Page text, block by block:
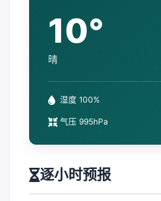
10°
晴
湿度 100%
气压 995hPa
逐小时预报